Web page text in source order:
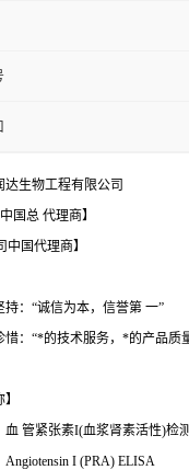
达生物工程有限公司
国总 代理商】
中国代理商】
持：“诚信为本，信誉第 一”
惜：“*的技术服务，*的产品质
血 管紧张素I(血浆肾素活性)检
Angiotensin I (PRA) ELISA